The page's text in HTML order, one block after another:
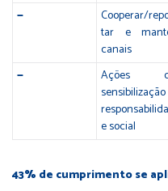
—
Cooperar/
tar e
canais
—
Ações
e social
43% de cumprimento se